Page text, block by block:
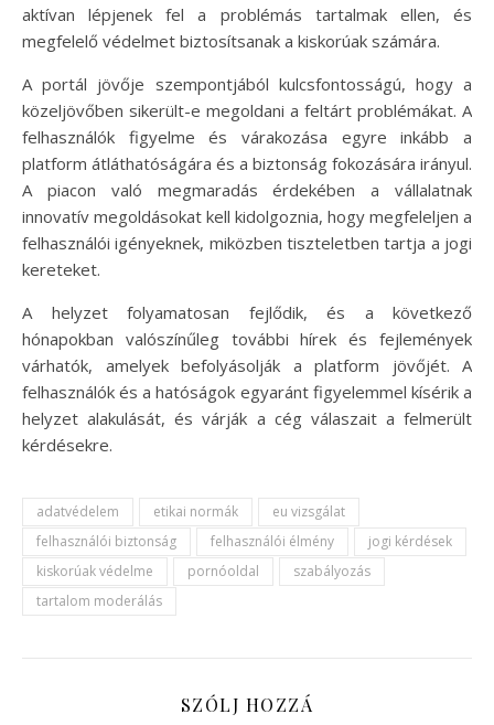
aktívan lépjenek fel a problémás tartalmak ellen, és
megfelelő védelmet biztosítsanak a kiskorúak számára.
A portál jövője szempontjából kulcsfontosságú, hogy a
közeljövőben sikerült-e megoldani a feltárt problémákat. A
felhasználók figyelme és várakozása egyre inkább a
platform átláthatóságára és a biztonság fokozására irányul.
A piacon való megmaradás érdekében a vállalatnak
innovatív megoldásokat kell kidolgoznia, hogy megfeleljen a
felhasználói igényeknek, miközben tiszteletben tartja a jogi
kereteket.
A helyzet folyamatosan fejlődik, és a következő
hónapokban valószínűleg további hírek és fejlemények
várhatók, amelyek befolyásolják a platform jövőjét. A
felhasználók és a hatóságok egyaránt figyelemmel kísérik a
helyzet alakulását, és várják a cég válaszait a felmerült
kérdésekre.
adatvédelem etikai normák
eu vizsgálat
felhasználói biztonság
felhasználói élmény
jogi kérdések
kiskorúak védelme
pornóoldal
szabályozás
tartalom moderálás
SZÓLJ HOZZÁ